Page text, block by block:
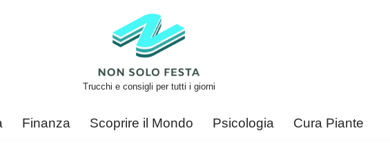
Trucchi e consigli per tutti i giorni
Finanza Scoprire il Mondo Psicologia Cura Piante